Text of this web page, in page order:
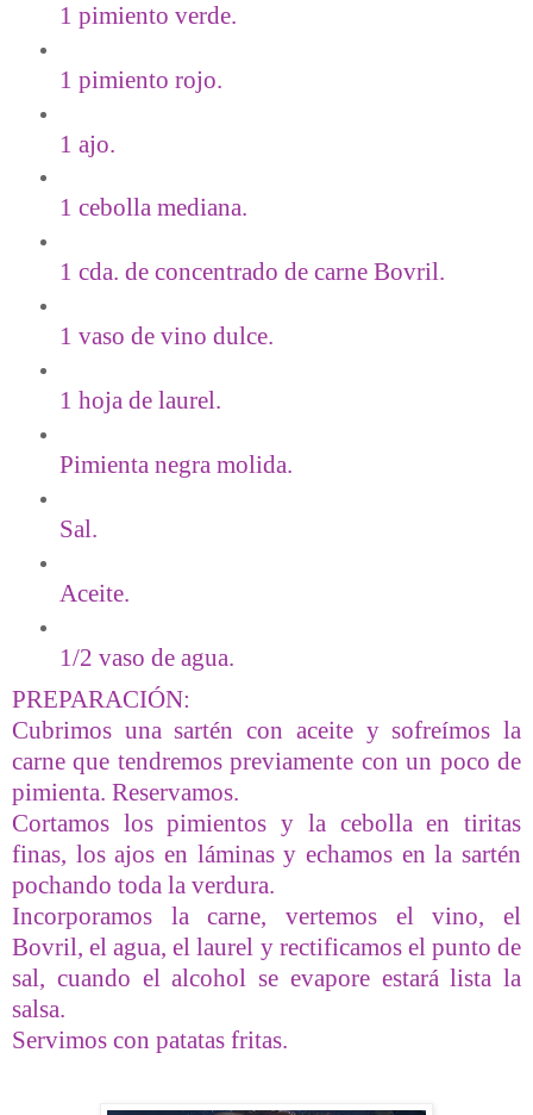
1 pimiento verde.
1 pimiento rojo.
1 ajo.
1 cebolla mediana.
1 cda. de concentrado de carne Bovril.
1 vaso de vino dulce.
1 hoja de laurel.
Pimienta negra molida.
Sal.
Aceite.
1/2 vaso de agua.
PREPARACIÓN:
Cubrimos una sartén con aceite y sofreímos la
carne que tendremos previamente con un poco de
pimienta. Reservamos.
Cortamos los pimientos y la cebolla en tiritas
finas, los ajos en láminas y echamos en la sartén
pochando toda la verdura.
Incorporamos la carne, vertemos el vino, el
Bovril, el agua, el laurel y rectificamos el punto de
sal, cuando el alcohol se evapore estará lista la
salsa.
Servimos con patatas fritas.